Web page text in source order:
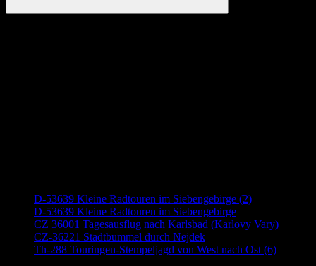
Suchen
D-53639 Kleine Radtouren im Siebengebirge (2)
D-53639 Kleine Radtouren im Siebengebirge
CZ 36001 Tagesausflug nach Karlsbad (Karlovy Vary)
CZ-36221 Stadtbummel durch Nejdek
Th-288 Touringen-Stempeljagd von West nach Ost (6)